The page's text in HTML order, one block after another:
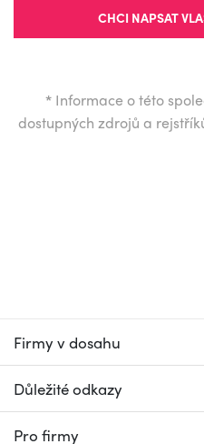
CHCI NAPSAT
* Informace o této
dostupných zdrojů a
Firmy v dosahu
Důležité odkazy
Pro firmy